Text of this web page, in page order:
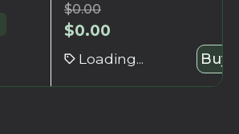
$0.00
$0.00
Loading... Buy